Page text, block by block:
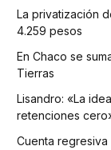
La privatización
4.259 pesos
En Chaco se
Tierras
Lisandro: «La
retenciones
Cuenta regresiva